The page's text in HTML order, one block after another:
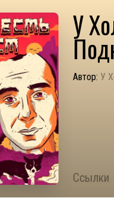
У
Автор: У
Ссылки